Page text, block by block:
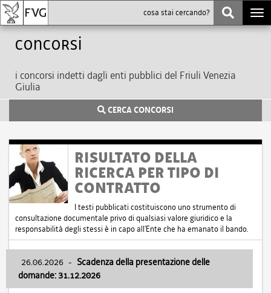
Concorsi
i concorsi indetti dagli enti pubblici del Friuli Venezia
Giulia
CERCA CONCORSI
RISULTATO DELLA
RICERCA PER TIPO DI
CONTRATTO
I testi pubblicati costituiscono uno strumento di
consultazione documentale privo di qualsiasi valore giuridico e la
responsabilità degli stessi è in capo all'Ente che ha emanato il bando.
26.06.2026 - Scadenza della presentazione delle
domande: 31.12.2026